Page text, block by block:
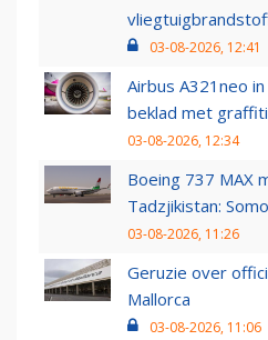
03-08-2026, 12:41
Airbus A321neo
beklad met graffiti
03-08-2026, 12:34
Boeing 737 MAX
Tadzjikistan:
03-08-2026, 11:26
Geruzie over
Mallorca
03-08-2026, 11:06